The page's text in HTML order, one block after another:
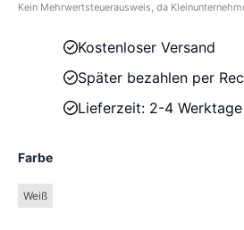
Kein Mehrwertsteuerausweis, da
Kostenloser Versand
Später bezahlen per
Lieferzeit: 2-4 Werktage
Farbe
Weiß